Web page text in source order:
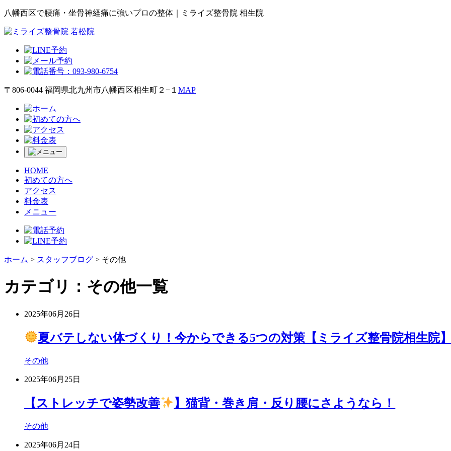
八幡西区で腰痛・坐骨神経痛に強いプロの整体｜ミライズ整骨院 相生院
〒806-0044 福岡県北九州市八幡西区相生町２−１ MAP
HOME
初めての方へ
アクセス
料金表
メニュー
ホーム > スタッフブログ > その他
カテゴリ：その他一覧
2025年06月26日
夏バテしない体づくり！今からできる5つの対策【ミライズ整骨院相生院
その他
2025年06月25日
【ストレッチで姿勢改善 】猫背・巻き肩・反り腰にさようなら！
その他
2025年06月24日